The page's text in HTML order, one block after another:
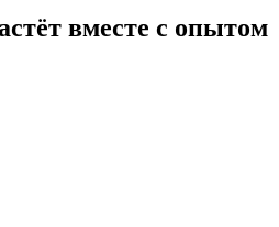
вместе с опытом